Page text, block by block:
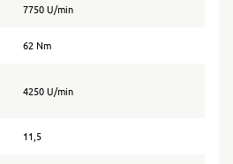
7750 U/min
62 Nm
4250 U/min
11,5